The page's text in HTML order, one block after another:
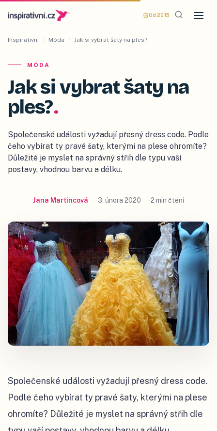
Od 2015
Inspirativní / Móda / Jak si vybrat šaty na ples?
MÓDA
Jak si vybrat šaty na
ples?.
Společenské události vyžadují přesný dress code. Podle
čeho vybírat ty pravé šaty, kterými na plese ohromíte?
Důležité je myslet na správný střih dle typu vaší
postavy, vhodnou barvu a délku.
Jana Martincová 3. února 2020 2 min čtení
Společenské události vyžadují přesný dress code.
Podle čeho vybírat ty pravé šaty, kterými na plese
ohromíte? Důležité je myslet na správný střih dle